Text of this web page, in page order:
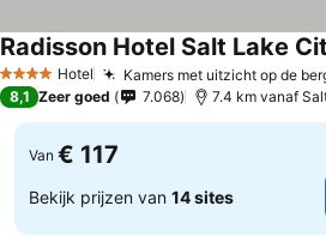
4 SterrenHotel Kamers met uitzicht op de
Radisson Hotel Salt Lake
8,1 Zeer goed 7.068 7.4 km vanaf
Van € 117
Bekijk prijzen van 14 sites